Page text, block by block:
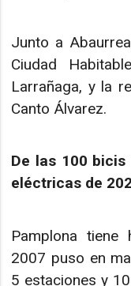
Junto a
Ciudad
Larrañaga, y la
Canto Álvarez.
De las 100
eléctricas de
Pamplona
2007 puso en
5 estaciones y